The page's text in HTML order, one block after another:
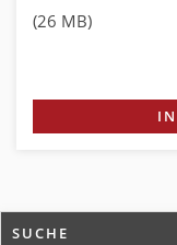
(26 MB)
SUCHE